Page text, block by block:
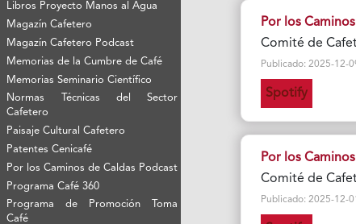
Libros Proyecto Manos al Agua
Magazín Cafetero
Magazín Cafetero Podcast
Memorias de la Cumbre de Café
Memorias Seminario Científico
Normas Técnicas del Sector
Cafetero
Paisaje Cultural Cafetero
Patentes Cenicafé
Por los Caminos de Caldas Podcast
Programa Café 360
Programa de Promoción Toma
Café
Por los
Comité de
Publicado: 2025-12-
Spotify
Por los
Comité de
Publicado: 2025-12-